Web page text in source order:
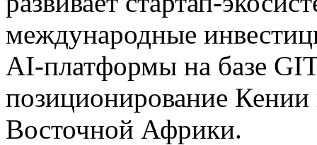
международные
AI-платформы на базе
позиционирование
Восточной Африки.